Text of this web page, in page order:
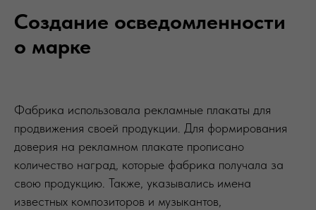
Создание осведомленности
о марке
Фабрика использовала рекламные плакаты для
продвижения своей продукции. Для формирования
доверия на рекламном плакате прописано
количество наград, которые фабрика получала за
свою продукцию. Также, указывались имена
известных композиторов и музыкантов,